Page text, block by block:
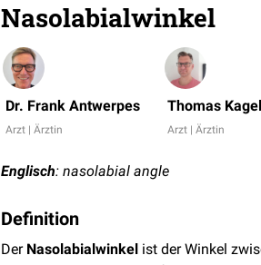
Nasolabialwinkel
Dr. Frank Antwerpes
Arzt | Ärztin
Thomas Kagel
Arzt | Ärztin
Englisch: nasolabial angle
Definition
Der Nasolabialwinkel ist der Winkel